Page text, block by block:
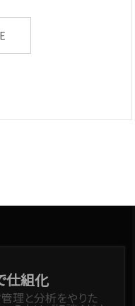
仕組化
管理と分析をやりた